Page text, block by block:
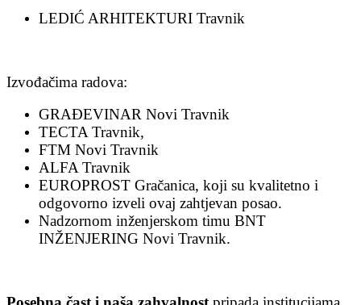
LEDIĆ ARHITEKTURI Travnik
Izvođačima radova:
GRAĐEVINAR Novi Travnik
TECTA Travnik,
FTM Novi Travnik
ALFA Travnik
EUROPROST Gračanica, koji su kvalitetno i
odgovorno izveli ovaj zahtjevan posao.
Nadzornom inženjerskom timu BNT
INŽENJERING Novi Travnik.